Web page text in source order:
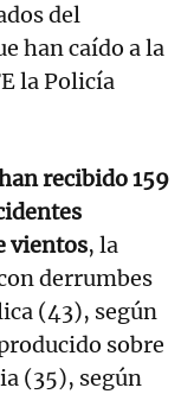
del
han caído a la
la Policía
recibido 159
vientos, la
derrumbes
(43), según
sobre
(35), según